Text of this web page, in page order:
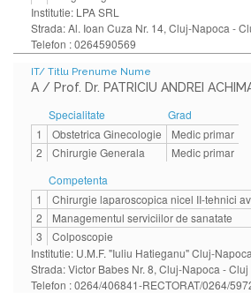
Institutie: LPA SRL
Strada: Al. Ioan Cuza Nr. 14, Cluj-Napoca -
Telefon : 0264590569
IT/ Titlu Prenume Nume
A / Prof. Dr. PATRICIU ANDREI
Specialitate
Grad
1
Obstetrica Ginecologie
Medic primar
2
Chirurgie Generala
Medic primar
Competenta
1
Chirurgie laparoscopica nicel II-tehnici
2
Managementul serviciilor de sanatate
3
Colposcopie
Institutie: U.M.F. "Iuliu Hatieganu" Cluj-Napoca
Strada: Victor Babes Nr. 8, Cluj-Napoca - Cluj
Telefon : 0264/406841-RECTORAT/0264/